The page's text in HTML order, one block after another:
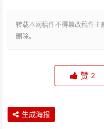
转载本网稿件不得篡改稿件主
删除。
赞 2
生成海报